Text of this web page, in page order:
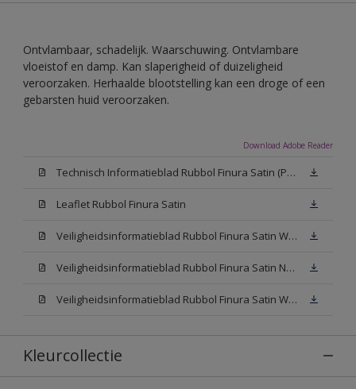
Ontvlambaar, schadelijk. Waarschuwing. Ontvlambare
vloeistof en damp. Kan slaperigheid of duizeligheid
veroorzaken. Herhaalde blootstelling kan een droge of een
gebarsten huid veroorzaken.
Download Adobe Reader
Technisch Informatieblad Rubbol Finura Satin (PDF)
Leaflet Rubbol Finura Satin
Veiligheidsinformatieblad Rubbol Finura Satin W05 (MSDS)
Veiligheidsinformatieblad Rubbol Finura Satin N00 (MSDS)
Veiligheidsinformatieblad Rubbol Finura Satin White (MSDS)
Kleurcollectie